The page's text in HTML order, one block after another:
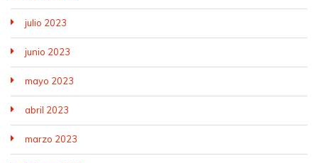
julio 2023
junio 2023
mayo 2023
abril 2023
marzo 2023